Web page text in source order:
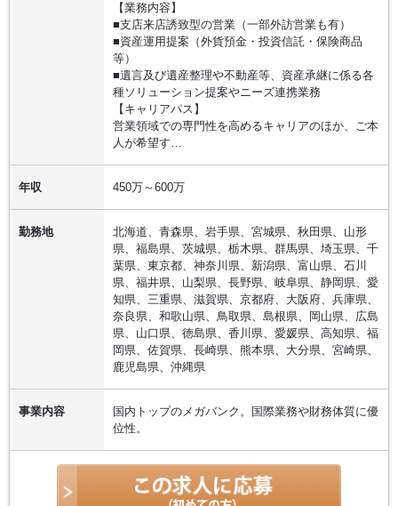
【業務内容】
■支店来店誘致型の営業（一部外訪営業も有）
■資産運用提案（外貨預金・投資信託・保険商品
等）
■遺言及び遺産整理や不動産等、資産承継に係る各
種ソリューション提案やニーズ連携業務
【キャリアパス】
営業領域での専門性を高めるキャリアのほか、ご本
人が希望す…
年収 450万～600万
勤務地
北海道、青森県、岩手県、宮城県、秋田県、山形
県、福島県、茨城県、栃木県、群馬県、埼玉県、千
葉県、東京都、神奈川県、新潟県、富山県、石川
県、福井県、山梨県、長野県、岐阜県、静岡県、愛
知県、三重県、滋賀県、京都府、大阪府、兵庫県、
奈良県、和歌山県、鳥取県、島根県、岡山県、広島
県、山口県、徳島県、香川県、愛媛県、高知県、福
岡県、佐賀県、長崎県、熊本県、大分県、宮崎県、
鹿児島県、沖縄県
事業内容
国内トップのメガバンク。国際業務や財務体質に優
位性。